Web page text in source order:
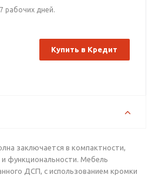
рабочих дней.
Купить в Кредит
заключается в компактности,
функциональности. Мебель
ДСП, с использованием кромки